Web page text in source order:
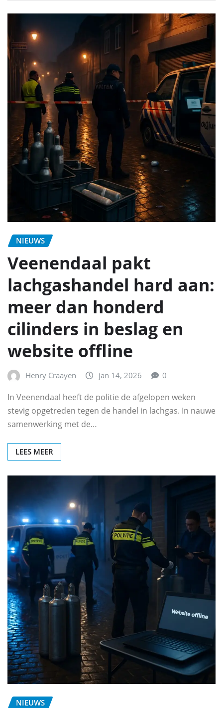
NIEUWS
Veenendaal pakt
lachgashandel hard aan:
meer dan honderd
cilinders in beslag en
website offline
Henry Craayen jan 14, 2026 0
In Veenendaal heeft de politie de afgelopen weken
stevig opgetreden tegen de handel in lachgas. In nauwe
samenwerking met de…
LEES MEER
NIEUWS